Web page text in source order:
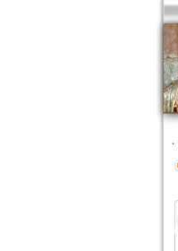
．